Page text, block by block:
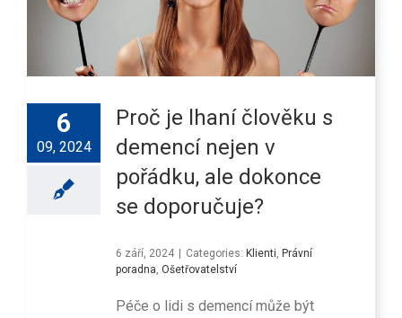
6
09, 2024
Proč je lhaní člověku s
demencí nejen v
pořádku, ale dokonce
se doporučuje?
6 září, 2024 Categories: Klienti, Právní
poradna, Ošetřovatelství
Péče o lidi s demencí může být